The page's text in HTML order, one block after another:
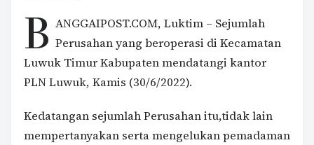
B ANGGAIPOST.COM, Luktim – Sejumlah
Perusahan yang beroperasi di Kecamatan
Luwuk Timur Kabupaten mendatangi kantor
PLN Luwuk, Kamis (30/6/2022).
Kedatangan sejumlah Perusahan itu,tidak lain
mempertanyakan serta mengelukan pemadaman